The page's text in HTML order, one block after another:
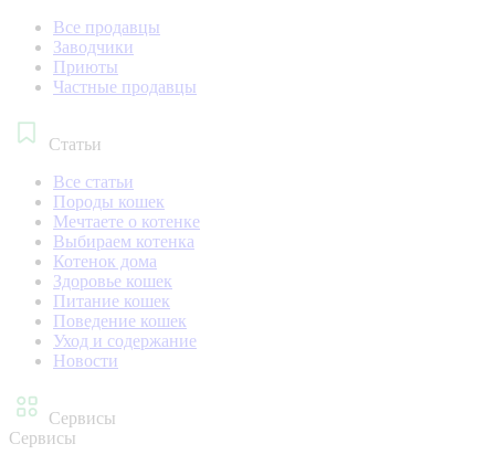
Все продавцы
Заводчики
Приюты
Частные продавцы
Статьи
Все статьи
Породы кошек
Мечтаете о котенке
Выбираем котенка
Котенок дома
Здоровье кошек
Питание кошек
Поведение кошек
Уход и содержание
Новости
Сервисы
Сервисы